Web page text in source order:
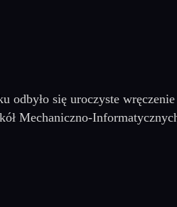
się uroczyste
Mechaniczno-